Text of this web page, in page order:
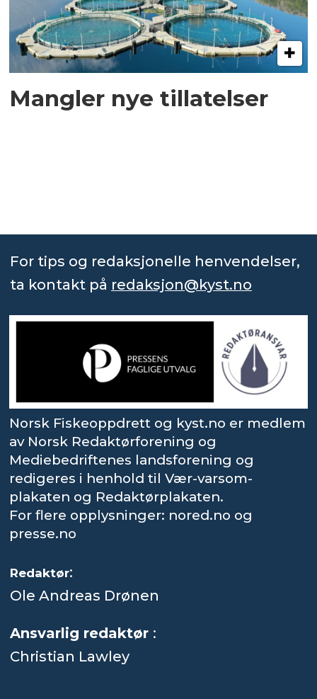
Mangler nye tillatelser
For tips og redaksjonelle henvendelser,
ta kontakt på redaksjon@kyst.no
Norsk Fiskeoppdrett og kyst.no er medlem
av Norsk Redaktørforening og
Mediebedriftenes landsforening og
redigeres i henhold til Vær-varsom-
plakaten og Redaktørplakaten.
For flere opplysninger: nored.no og
presse.no
Redaktør:
Ole Andreas Drønen
Ansvarlig redaktør :
Christian Lawley